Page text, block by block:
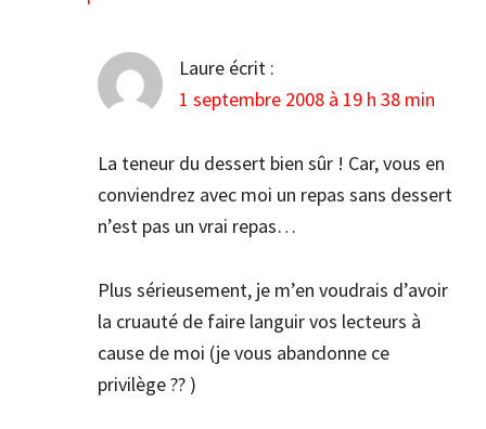
Laure écrit :
1 septembre 2008 à 19 h 38 min
La teneur du dessert bien sûr ! Car, vous en
conviendrez avec moi un repas sans dessert
n’est pas un vrai repas…
Plus sérieusement, je m’en voudrais d’avoir
la cruauté de faire languir vos lecteurs à
cause de moi (je vous abandonne ce
privilège ?? )